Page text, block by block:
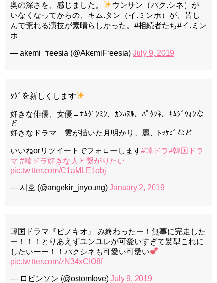
奥の深さを、感じました。
ウンサン（パク.シネ）が
いなくなってからの、キム.タン（イ.ミンホ）が、苦し
んで荒れる演技が素晴らしかった。#相続者たち#イ.ミン
ホ
— akemi_freesia (@AkemiFreesia) July 9, 2019
ﾀｸﾞを新しくします
好きな俳優、女優→ﾅﾑｸﾞﾝﾐﾝ、ｶﾝﾊﾇﾙ、ﾊﾟｸｼﾈ、ｷﾑｼﾞｳｫﾝな
ど
好きなドラマ→雲が描いた月明かり、麗、ﾄｯｹﾋﾞなど
いいねorリツイートでフォローします#韓ドラ#韓国ドラ
マ #韓ドラ好きな人と繋がりたい
pic.twitter.com/C1aMLE1obj
— 시호 (@angekir_jnyoung) January 2, 2019
韓国ドラマ『ピノキオ』 み終わったー！無事に完走した
ー！！！とりあえずユンユレが可愛いすぎて髪型これに
したいーー！！パクシネも可愛い可愛い
pic.twitter.com/zN34xCIO8f
— ロビンソン (@ostomlove) July 9, 2019